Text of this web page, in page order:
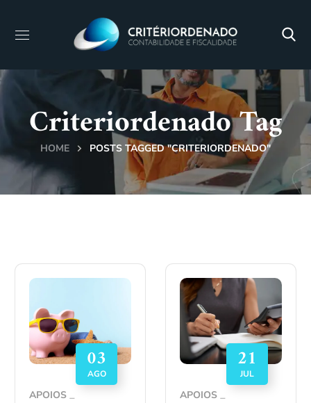
Criteriordenado Tag
HOME POSTS TAGGED "CRITERIORDENADO"
03
AGO
APOIOS
21
JUL
APOIOS